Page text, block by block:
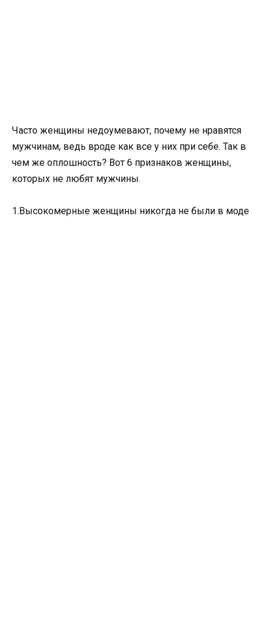
Часто женщины недоумевают, почему не нравятся
мужчинам, ведь вроде как все у них при себе. Так в
чем же оплошность? Вот 6 признаков женщины,
которых не любят мужчины.
1.Высокомерные женщины никогда не были в моде